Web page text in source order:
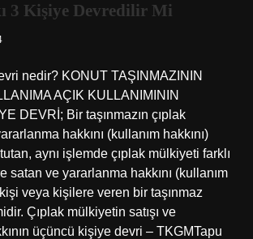
3 Kişiye Devredilir Mi
nedir? KONUT TAŞINMAZININ
AÇIK KULLANIMININ
DEVRİ; Bir taşınmazın çıplak
hakkını (kullanım hakkını)
aynı işlemde çıplak mülkiyeti farklı
satan ve yararlanma hakkını (kullanım
kişi veya kişilere veren bir taşınmaz
Çıplak mülkiyetin satışı ve
üçüncü kişiye devri – TKGMTapu